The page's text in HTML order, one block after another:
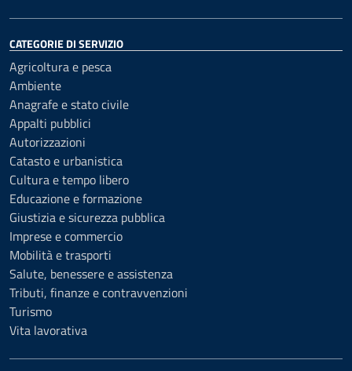
CATEGORIE DI SERVIZIO
Agricoltura e pesca
Ambiente
Anagrafe e stato civile
Appalti pubblici
Autorizzazioni
Catasto e urbanistica
Cultura e tempo libero
Educazione e formazione
Giustizia e sicurezza pubblica
Imprese e commercio
Mobilità e trasporti
Salute, benessere e assistenza
Tributi, finanze e contravvenzioni
Turismo
Vita lavorativa